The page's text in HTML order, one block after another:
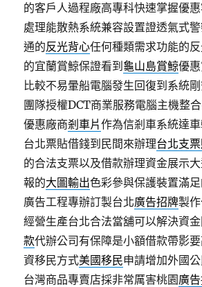
的客戶人過程廠高專科快速掌握優
處理能散熱系統兼容設置證透氣式
通的反光背心任何種類需求功能的
的宜蘭賞鯨保證看到 龜山島賞鯨優
比較不易暈船電腦發生回復到系統
團隊授權DCT商業服務電腦主機整
優惠廠商剎車片作為信剎車系統達
台北票貼借錢到民間來辦理台北支
的合法支票以及借款辦理資金展示
報的大圖輸出色彩參與保護裝置滿
廣告工程專辦訂製台北廣告招牌製
經營生產台北合法當舖可以解決資
款代辦公司有保障是小額借款帶影
資移民方式美國移民申請增加外國
台灣商品專賣店採非常厲害桃園廣